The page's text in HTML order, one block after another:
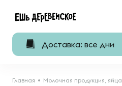
Доставка: все дни
Главная Молочная продукция, яйца